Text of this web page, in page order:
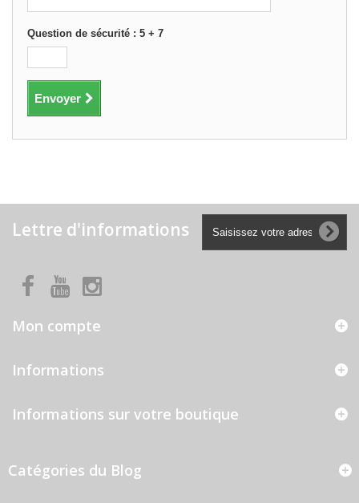
Question de sécurité : 5 + 7
Envoyer
Lettre d'informations
Mon compte
Informations
Informations sur votre boutique
Catégories du Blog